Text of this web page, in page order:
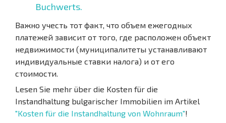
Buchwerts.
Важно учесть тот факт, что объем ежегодных
платежей зависит от того, где расположен объект
недвижимости (муниципалитеты устанавливают
индивидуальные ставки налога) и от его
стоимости.
Lesen Sie mehr über die Kosten für die
Instandhaltung bulgarischer Immobilien im Artikel
"Kosten für die Instandhaltung von Wohnraum"!